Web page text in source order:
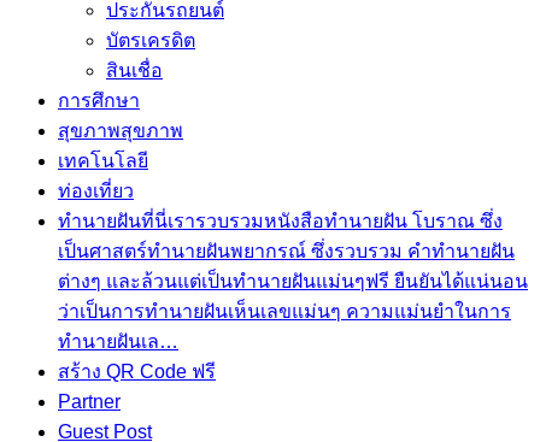
ประกันรถยนต์
บัตรเครดิต
สินเชื่อ
การศึกษา
สุขภาพสุขภาพ
เทคโนโลยี
ท่องเที่ยว
ทำนายฝันที่นี่เรารวบรวมหนังสือทำนายฝัน โบราณ ซึ่ง
เป็นศาสตร์ทำนายฝันพยากรณ์ ซึ่งรวบรวม คำทํานายฝัน
ต่างๆ และล้วนแต่เป็นทํานายฝันแม่นๆฟรี ยืนยันได้แน่นอน
ว่าเป็นการทำนายฝันเห็นเลขแม่นๆ ความแม่นยำในการ
ทํานายฝันเล…
สร้าง QR Code ฟรี
Partner
Guest Post